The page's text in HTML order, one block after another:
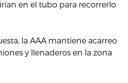
en el tubo para recorrerlo
la AAA mantiene acarreo
y llenaderos en la zona